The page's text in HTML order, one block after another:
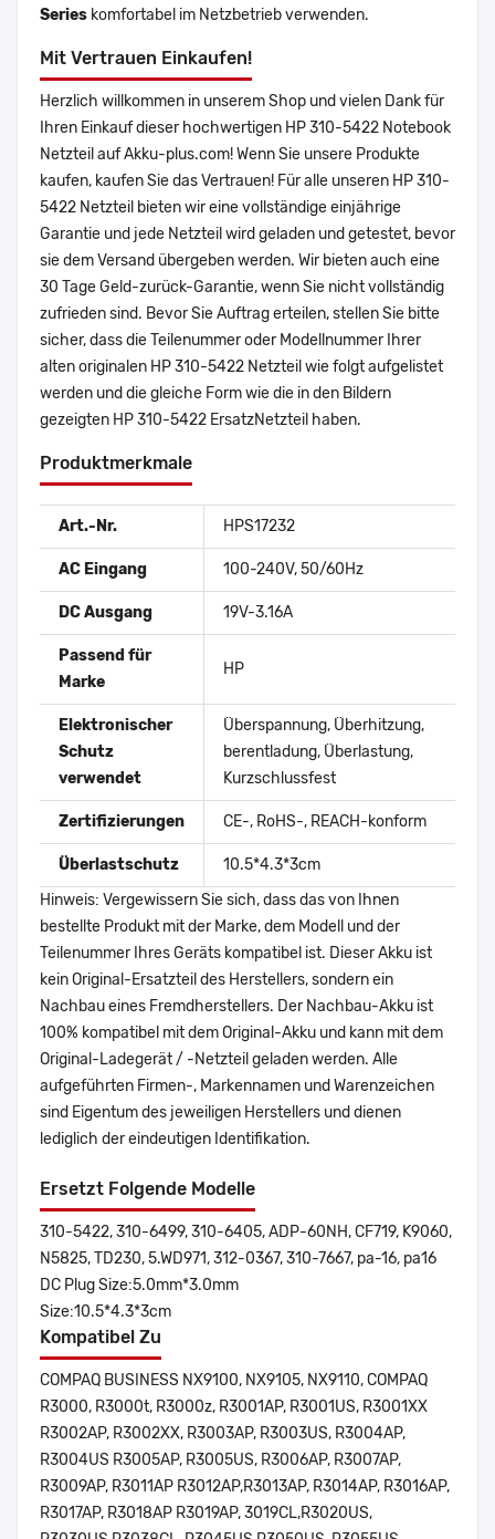
Series komfortabel im Netzbetrieb verwenden.
Mit Vertrauen Einkaufen!
Herzlich willkommen in unserem Shop und vielen Dank für
Ihren Einkauf dieser hochwertigen HP 310-5422 Notebook
Netzteil auf Akku-plus.com! Wenn Sie unsere Produkte
kaufen, kaufen Sie das Vertrauen! Für alle unseren HP 310-
5422 Netzteil bieten wir eine vollständige einjährige
Garantie und jede Netzteil wird geladen und getestet, bevor
sie dem Versand übergeben werden. Wir bieten auch eine
30 Tage Geld-zurück-Garantie, wenn Sie nicht vollständig
zufrieden sind. Bevor Sie Auftrag erteilen, stellen Sie bitte
sicher, dass die Teilenummer oder Modellnummer Ihrer
alten originalen HP 310-5422 Netzteil wie folgt aufgelistet
werden und die gleiche Form wie die in den Bildern
gezeigten HP 310-5422 ErsatzNetzteil haben.
Produktmerkmale
Art.-Nr. HPS17232
AC Eingang 100-240V, 50/60Hz
DC Ausgang 19V-3.16A
Passend für
Marke
HP
Elektronischer
Schutz
verwendet
Überspannung, Überhitzung,
berentladung, Überlastung,
Kurzschlussfest
Zertifizierungen CE-, RoHS-, REACH-konform
Überlastschutz
10.5*4.3*3cm
Hinweis: Vergewissern Sie sich, dass das von Ihnen
bestellte Produkt mit der Marke, dem Modell und der
Teilenummer Ihres Geräts kompatibel ist. Dieser Akku ist
kein Original-Ersatzteil des Herstellers, sondern ein
Nachbau eines Fremdherstellers. Der Nachbau-Akku ist
100% kompatibel mit dem Original-Akku und kann mit dem
Original-Ladegerät / -Netzteil geladen werden. Alle
aufgeführten Firmen-, Markennamen und Warenzeichen
sind Eigentum des jeweiligen Herstellers und dienen
lediglich der eindeutigen Identifikation.
Ersetzt Folgende Modelle
310-5422, 310-6499, 310-6405, ADP-60NH, CF719, K9060,
N5825, TD230, 5.WD971, 312-0367, 310-7667, pa-16, pa16
DC Plug Size:5.0mm*3.0mm
Size:10.5*4.3*3cm
Kompatibel Zu
COMPAQ BUSINESS NX9100, NX9105, NX9110, COMPAQ
R3000, R3000t, R3000z, R3001AP, R3001US, R3001XX
R3002AP, R3002XX, R3003AP, R3003US, R3004AP,
R3004US R3005AP, R3005US, R3006AP, R3007AP,
R3009AP, R3011AP R3012AP,R3013AP, R3014AP, R3016AP,
R3017AP, R3018AP R3019AP, 3019CL,R3020US,